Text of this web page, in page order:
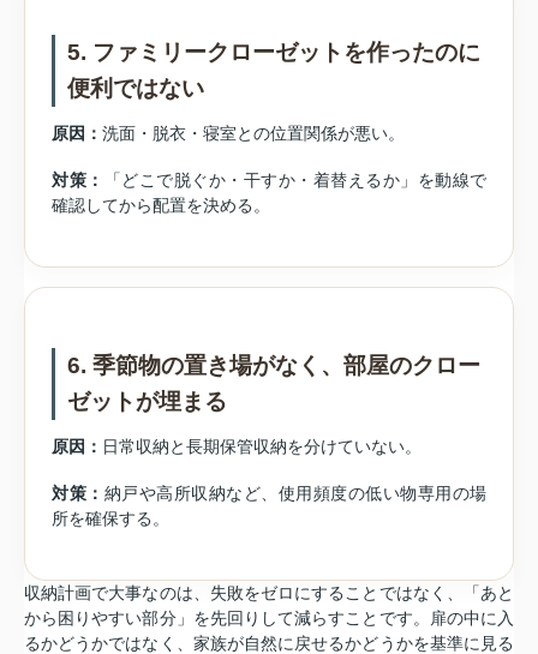
5. ファミリークローゼットを作ったのに
便利ではない
原因： 洗面・脱衣・寝室との位置関係が悪い。
対策：
「どこで脱ぐか・干すか・着替えるか」を動線で
確認してから配置を決める。
6. 季節物の置き場がなく、部屋のクロー
ゼットが埋まる
原因： 日常収納と長期保管収納を分けていない。
対策： 納戸や高所収納など、使用頻度の低い物専用の場
所を確保する。
収納計画で大事なのは、失敗をゼロにすることではなく、「あと
から困りやすい部分」を先回りして減らすことです。扉の中に入
るかどうかではなく、家族が自然に戻せるかどうかを基準に見る